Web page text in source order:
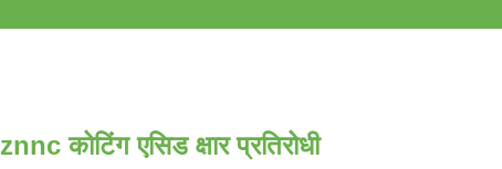
कोटिंग एसिड क्षार प्रतिरोधी